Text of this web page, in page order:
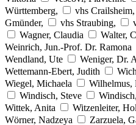
Württemberg,
vhs Crailsheim,
Gmünder,
vhs Straubing,
Wagner, Claudia
Walter,
Weinrich, Jun.-Prof. Dr. Ramona
Wendland, Ute
Weniger, Dr.
Wettemann-Ebert, Judith
Wiegel, Michaela
Wilhelmus,
Windisch, Steve
Wittek, Anita
Witzenleiter,
Wörner, Nadzeya
Zarzuela,